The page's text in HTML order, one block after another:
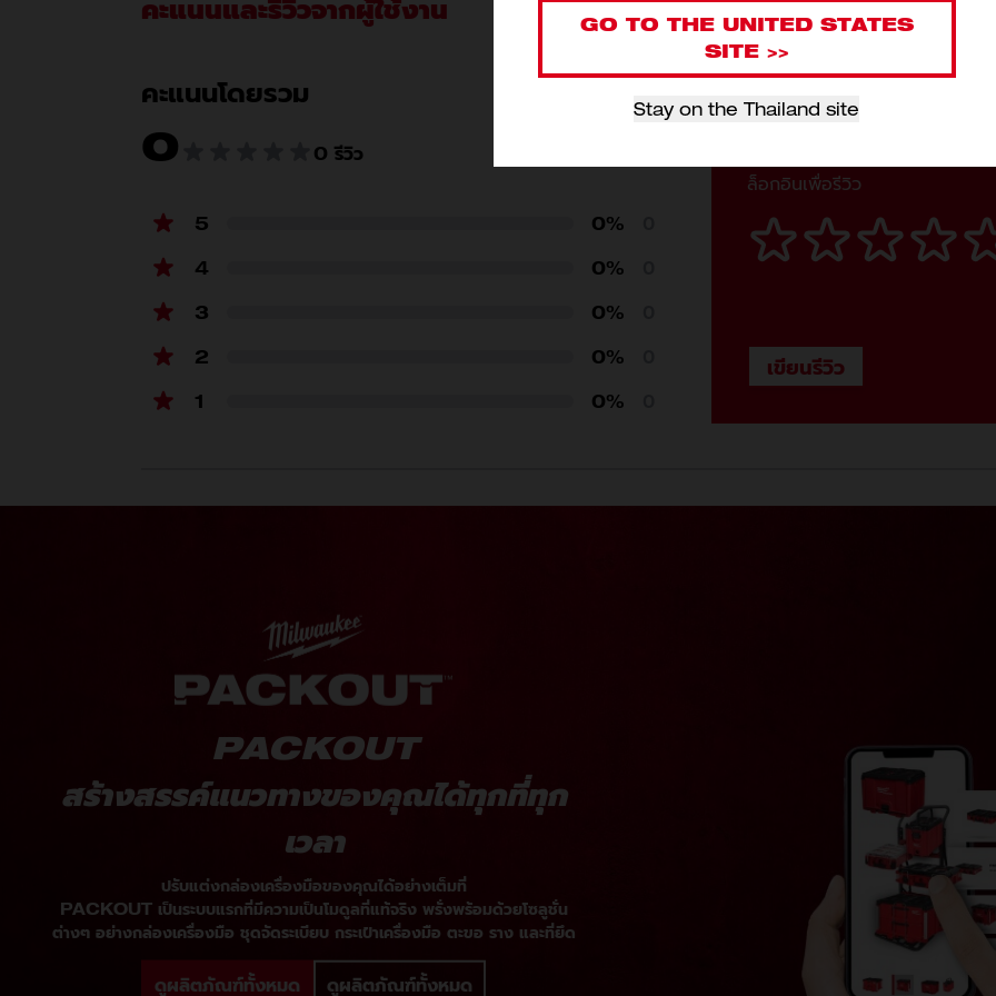
GO TO THE UNITED STATES
SITE >>
Stay on the Thailand site
รวมอะไรบ้าง
ข้อมูลจำเพาะของผลิตภัณฑ์
น้ำหนัก (กก.)
วัสดุกระบอกน้ำ/วัสดุฝาปิด
คะแนนและรีวิวจากผู้ใช้งาน
คะแนนโดยรวม
0 0 รีวิว
5 0%
4 0%
3 0%
2 0%
1 0%
ล็อกอินเพื่อรีวิว
PACKOUT
สร้างสรรค์แนวทางของคุณได้ทุกที่ทุก
เวลา
ปรับแต่งกล่องเครื่องมือของคุณได้อย่างเต็มที่
PACKOUT เป็นระบบแรกที่มีความเป็นโมดูลที่แท้จริง พรั่งพร้อมด้วยโซลูชั่น
ต่างๆ อย่างกล่องเครื่องมือ ชุดจัดระเบียบ กระเป๋าเครื่องมือ ตะขอ ราง และที่ยึด
ดูผลิตภัณฑ์ทั้งหมด ดูผลิตภัณฑ์ทั้งหมด